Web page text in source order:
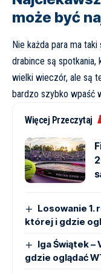
może być
Nie każda para ma
drabince są spotkania,
wielki wieczór, ale są
bardzo szybko wpaść
Więcej Przeczytaj
Losowanie 1.
której i gdzie
Iga Świątek
gdzie oglądać